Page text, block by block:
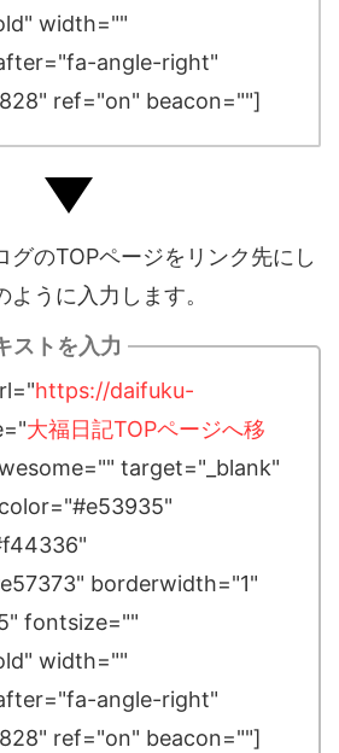
width=""
angle-right"
ref="on" beacon=""]
グのTOPページをリンク先にし
うに入力します。
ストを入力
https://daifuku-
大福日記TOPページへ移
target="_blank"
borderwidth="1"
fontsize=""
width=""
angle-right"
ref="on" beacon=""]